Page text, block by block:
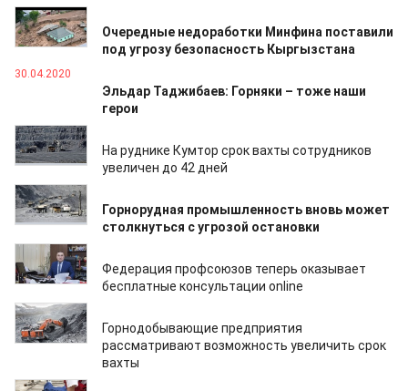
02.06.2020
Очередные недоработки Минфина поставили
под угрозу безопасность Кыргызстана
30.04.2020
Эльдар Таджибаев: Горняки – тоже наши
герои
20.04.2020
На руднике Кумтор срок вахты сотрудников
увеличен до 42 дней
15.04.2020
Горнорудная промышленность вновь может
столкнуться с угрозой остановки
13.04.2020
Федерация профсоюзов теперь оказывает
бесплатные консультации online
08.04.2020
Горнодобывающие предприятия
рассматривают возможность увеличить срок
вахты
21.02.2020